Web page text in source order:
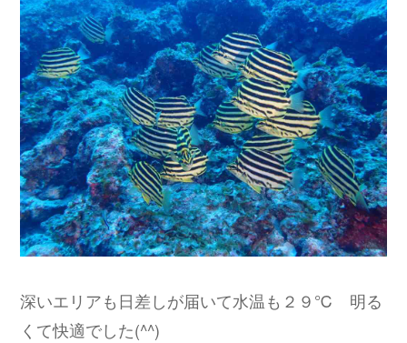
深いエリアも日差しが届いて水温も２９℃ 明る
くて快適でした(^^)